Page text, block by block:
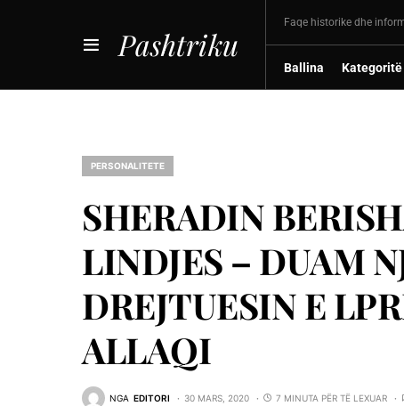
Pashtriku
Faqe historike dhe
Ballina Kategoritë
PERSONALITETE
SHERADIN
LINDJES – DUAM
DREJTUESIN E
ALLAQI
NGA EDITORI 30 MARS, 2020 7 MINUTA PËR TË LEXUAR